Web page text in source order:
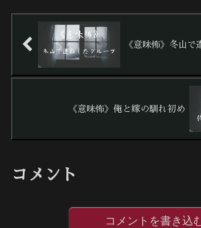
《意味怖》冬山で
《意味怖》俺と嫁の馴れ初め
コメント
コメントを書き込